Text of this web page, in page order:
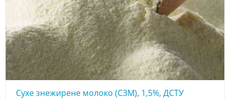
Сухе знежирене молоко (СЗМ), 1,5%, ДСТУ